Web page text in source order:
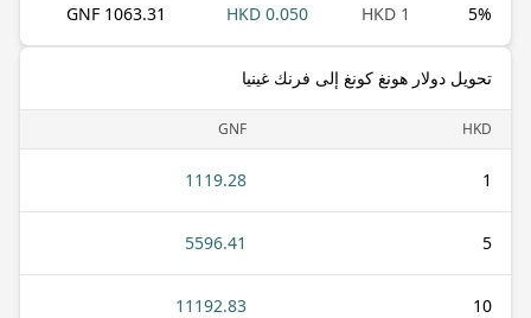
5%
1 HKD
0.050 HKD
1063.31 GNF
تحويل دولار هونغ كونغ إلى فرنك غينيا
HKD
GNF
1
1119.28
5
5596.41
10
11192.83